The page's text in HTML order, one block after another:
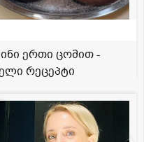
ერთი ცომით -
რეცეპტი